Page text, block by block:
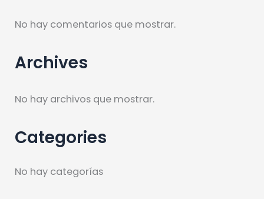
No hay comentarios que mostrar.
Archives
No hay archivos que mostrar.
Categories
No hay categorías